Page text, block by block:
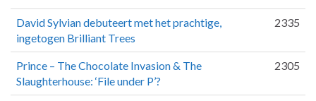
David Sylvian debuteert met het prachtige,
ingetogen Brilliant Trees
2335
Prince – The Chocolate Invasion & The
Slaughterhouse: ‘File under P’?
2305